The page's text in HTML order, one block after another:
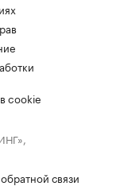
cookie
связи